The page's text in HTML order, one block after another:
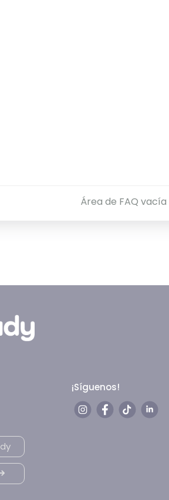
Área de FAQ vacía
¡Síguenos!